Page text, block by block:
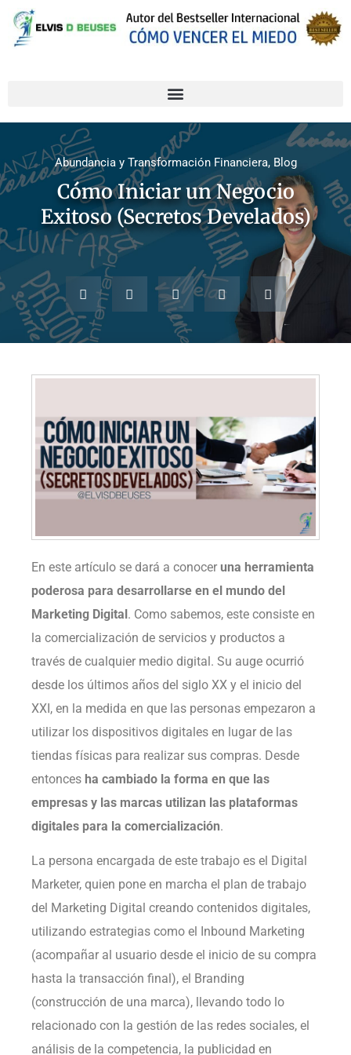
Abundancia y Transformación Financiera, Blog
Cómo Iniciar un Negocio
Exitoso (Secretos Develados)
En este artículo se dará a conocer una herramienta
poderosa para desarrollarse en el mundo del
Marketing Digital. Como sabemos, este consiste en
la comercialización de servicios y productos a
través de cualquier medio digital. Su auge ocurrió
desde los últimos años del siglo XX y el inicio del
XXI, en la medida en que las personas empezaron a
utilizar los dispositivos digitales en lugar de las
tiendas físicas para realizar sus compras. Desde
entonces ha cambiado la forma en que las
empresas y las marcas utilizan las plataformas
digitales para la comercialización.
La persona encargada de este trabajo es el Digital
Marketer, quien pone en marcha el plan de trabajo
del Marketing Digital creando contenidos digitales,
utilizando estrategias como el Inbound Marketing
(acompañar al usuario desde el inicio de su compra
hasta la transacción final), el Branding
(construcción de una marca), llevando todo lo
relacionado con la gestión de las redes sociales, el
análisis de la competencia, la publicidad en